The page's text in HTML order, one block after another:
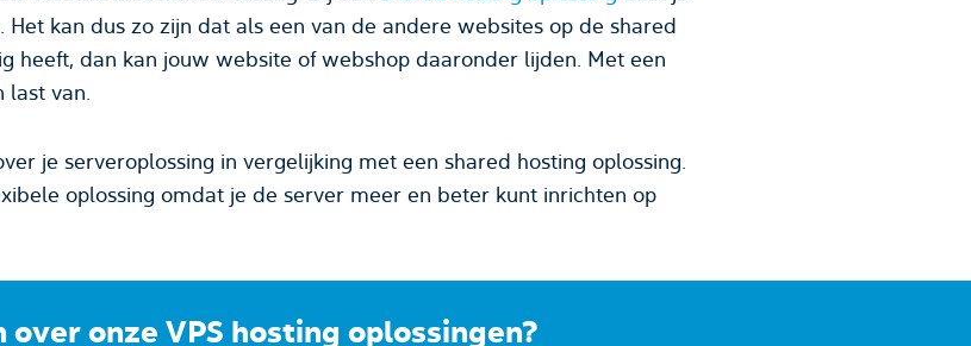
hier geen last van.
je serveroplossing in vergelijking met een shared hosting oplossing.
oplossing omdat je de server meer en beter kunt inrichten op
Heb je vragen over onze VPS hosting oplossingen?